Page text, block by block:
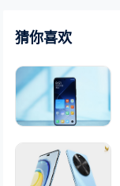
猜你喜欢